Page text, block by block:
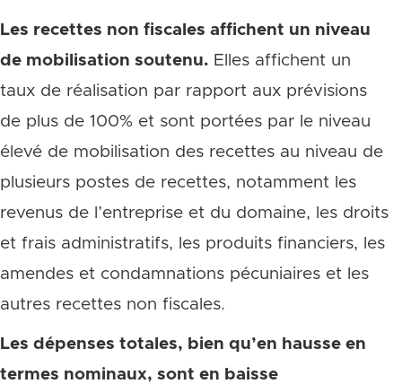
Les recettes non fiscales affichent un niveau
de mobilisation soutenu. Elles affichent un
taux de réalisation par rapport aux prévisions
de plus de 100% et sont portées par le niveau
élevé de mobilisation des recettes au niveau de
plusieurs postes de recettes, notamment les
revenus de l’entreprise et du domaine, les droits
et frais administratifs, les produits financiers, les
amendes et condamnations pécuniaires et les
autres recettes non fiscales.
Les dépenses totales, bien qu’en hausse en
termes nominaux, sont en baisse